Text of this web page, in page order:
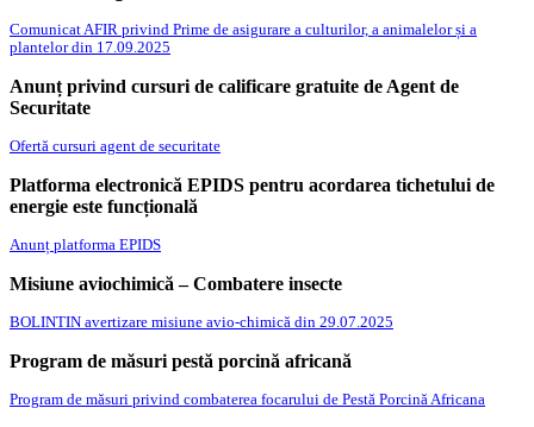
Comunicat AFIR privind Prime de asigurare a culturilor, a animalelor și a
plantelor din 17.09.2025
Anunț privind cursuri de calificare gratuite de Agent de
Securitate
Ofertă cursuri agent de securitate
Platforma electronică EPIDS pentru acordarea tichetului de
energie este funcțională
Anunț platforma EPIDS
Misiune aviochimică – Combatere insecte
BOLINTIN avertizare misiune avio-chimică din 29.07.2025
Program de măsuri pestă porcină africană
Program de măsuri privind combaterea focarului de Pestă Porcină Africana